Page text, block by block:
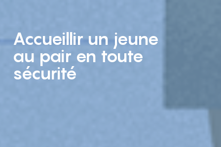
Accueillir un jeune
au pair en toute
sécurité